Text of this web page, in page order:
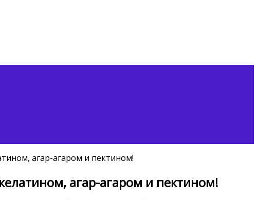
агар-агаром и пектином!
агар-агаром и пектином!